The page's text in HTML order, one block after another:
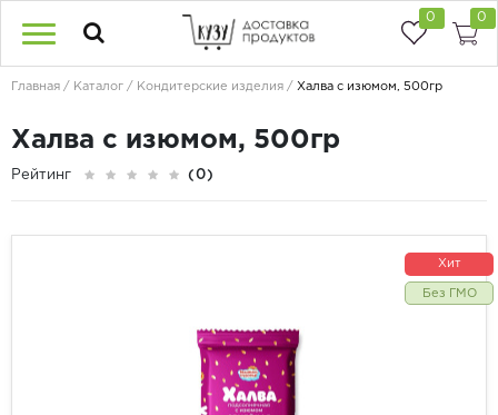
0 0
Главная Каталог Кондитерские изделия Халва с изюмом, 500гр
Халва с изюмом, 500гр
Рейтинг (0)
Хит
Без ГМО